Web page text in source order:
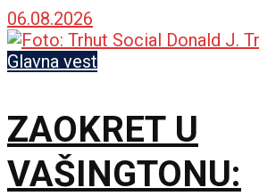
06.08.2026
Glavna vest
ZAOKRET U
VAŠINGTONU: